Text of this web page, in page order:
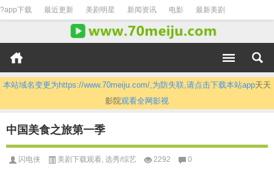
?app下载 最近更新 美剧明星 新闻资讯 电影 最新美剧
本站域名变更为https://www.70meiju.com/,为防失联,请点击下载本站app天天
影院观看全网影视
中国美食之旅第一季
闪电侠 美剧下载观看, 选秀/综艺 2292 0